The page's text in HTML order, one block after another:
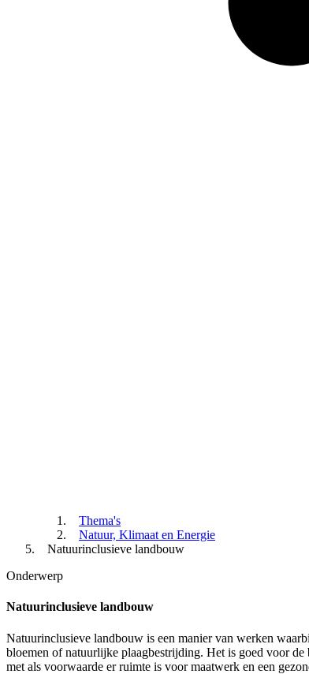
Thema's
Natuur, Klimaat en Energie
Natuurinclusieve landbouw
Onderwerp
Natuurinclusieve landbouw
Natuurinclusieve landbouw is een manier van werken
bloemen of natuurlijke plaagbestrijding. Het is goed voor
met als voorwaarde er ruimte is voor maatwerk en een